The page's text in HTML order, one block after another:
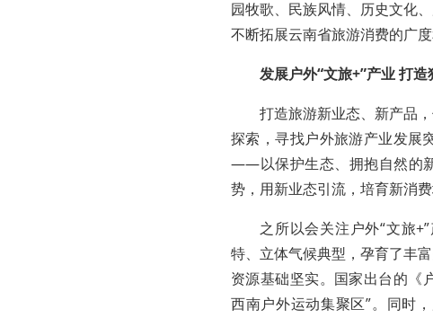
园牧歌、民族风情、历史文化
不断拓展云南省旅游消费的广度
发展户外“文旅+”产业 打
打造旅游新业态、新产品
探索，寻找户外旅游产业发展
——以保护生态、拥抱自然的
势，用新业态引流，培育新消
之所以会关注户外“文旅
特、立体气候典型， 孕育了丰
资源基础坚实。国家出台的《
西南户外运动集聚区”。同时，